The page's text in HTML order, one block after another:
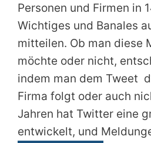
Personen und Firmen in
Wichtiges und Banales
mitteilen. Ob man diese
möchte oder nicht,
indem man dem Tweet
Firma folgt oder auch
Jahren hat Twitter eine
entwickelt, und